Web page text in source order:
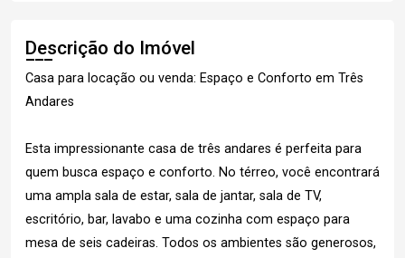
Descrição do Imóvel
Casa para locação ou venda: Espaço e Conforto em Três
Andares
Esta impressionante casa de três andares é perfeita para
quem busca espaço e conforto. No térreo, você encontrará
uma ampla sala de estar, sala de jantar, sala de TV,
escritório, bar, lavabo e uma cozinha com espaço para
mesa de seis cadeiras. Todos os ambientes são generosos,